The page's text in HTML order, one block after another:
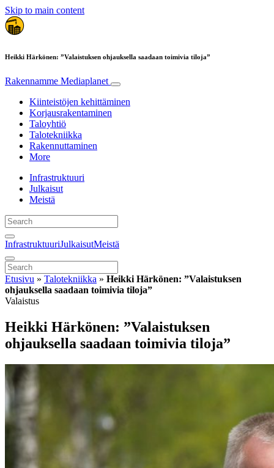
Skip to main content
Heikki Härkönen: ”Valaistuksen ohjauksella saadaan toimivia tiloja”
Rakennamme Mediaplanet
Kiinteistöjen kehittäminen
Korjausrakentaminen
Taloyhtiö
Talotekniikka
Rakennuttaminen
More
Infrastruktuuri
Julkaisut
Meistä
InfrastruktuuriJulkaisutMeistä
Etusivu » Talotekniikka » Heikki Härkönen: ”Valaistuksen
ohjauksella saadaan toimivia tiloja”
Valaistus
Heikki Härkönen: ”Valaistuksen
ohjauksella saadaan toimivia tiloja”